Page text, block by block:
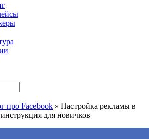
про Facebook » Настройка рекламы в
для новичков